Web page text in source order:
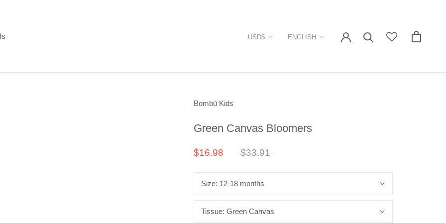
Currency
USD$ Language
ENGLISH
Bombü Kids
Green Canvas Bloomers
$16.98 $33.91
Size: 12-18 months
Tissue: Green Canvas